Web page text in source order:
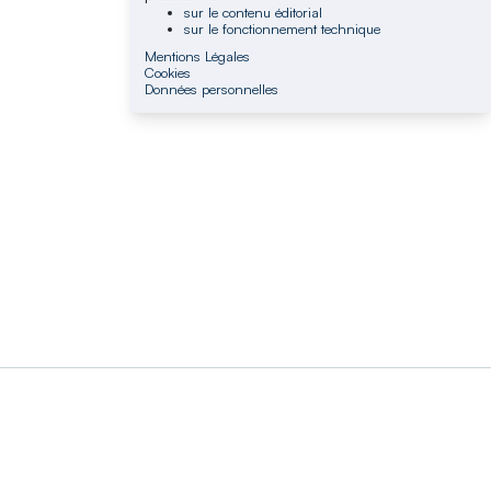
sur le contenu éditorial
sur le fonctionnement technique
Mentions Légales
Cookies
Données personnelles